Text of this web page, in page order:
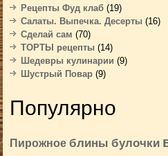
Рецепты Фуд клаб (19)
Салаты. Выпечка. Десерты (16)
Сделай сам (70)
ТОРТЫ рецепты (14)
Шедевры кулинарии (9)
Шустрый Повар (9)
Популярно
Пирожное блины булочки